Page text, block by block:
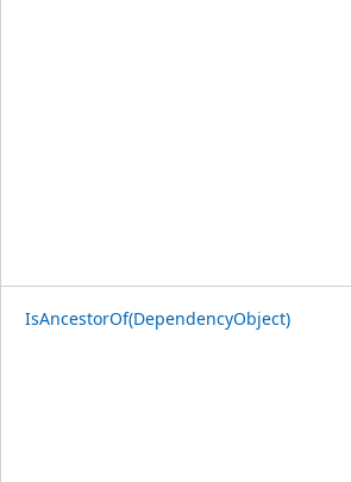
IsAncestorOf(DependencyObject)